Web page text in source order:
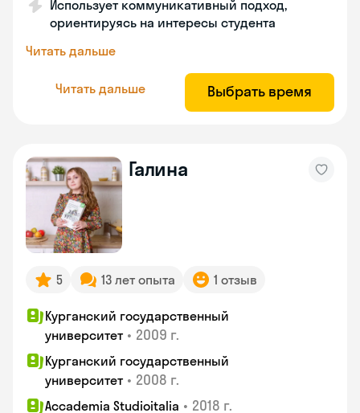
Использует коммуникативный подход,
ориентируясь на интересы студента
Читать дальше
Читать дальше Выбрать время
Галина
5 13 лет опыта 1 отзыв
Курганский государственный
университет • 2009 г.
Курганский государственный
университет • 2008 г.
Accademia Studioitalia • 2018 г.